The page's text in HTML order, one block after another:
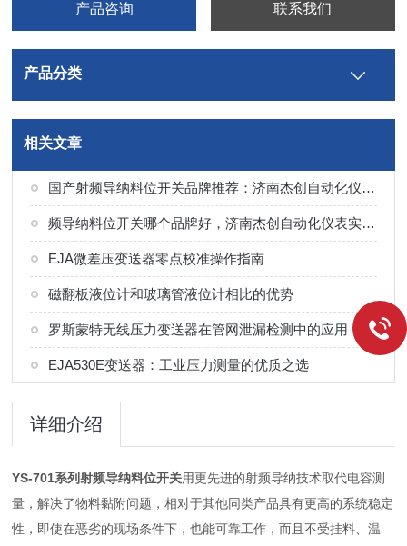
产品咨询 联系我们
产品分类
相关文章
国产射频导纳料位开关品牌推荐：济南杰创自动化仪表应用场景说明
频导纳料位开关哪个品牌好，济南杰创自动化仪表实力解析
EJA微差压变送器零点校准操作指南
磁翻板液位计和玻璃管液位计相比的优势
罗斯蒙特无线压力变送器在管网泄漏检测中的应用
EJA530E变送器：工业压力测量的优质之选
详细介绍
YS-701系列射频导纳料位开关用更先进的射频导纳技术取代电容测
量，解决了物料黏附问题，相对于其他同类产品具有更高的系统稳定
性，即使在恶劣的现场条件下，也能可靠工作，而且不受挂料、温